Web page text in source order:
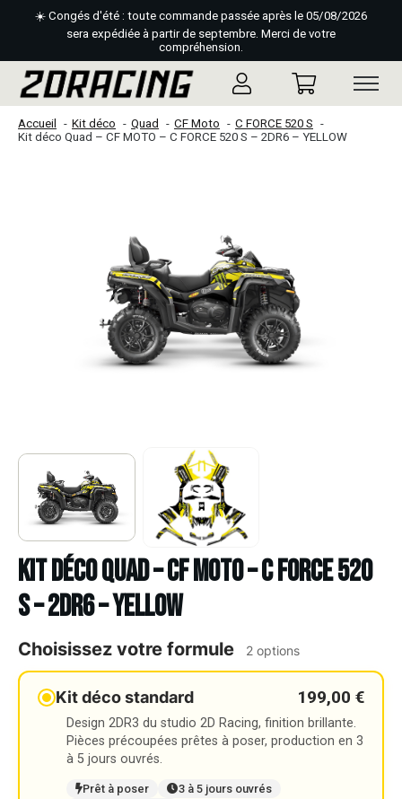
☀️ Congés d'été : toute commande passée après le 05/08/2026
sera expédiée à partir de septembre. Merci de votre
compréhension.
Accueil Kit déco Quad CF Moto
C FORCE 520 S
Kit déco Quad – CF MOTO – C FORCE 520 S – 2DR6 – YELLOW
Kit déco Quad – CF MOTO – C FORCE 520
S – 2DR6 – YELLOW
Choisissez votre formule 2 options
Kit déco standard 199,00 €
Design 2DR3 du studio 2D Racing, finition brillante.
Pièces précoupées prêtes à poser, production en 3
à 5 jours ouvrés.
Prêt à poser
3 à 5 jours ouvrés